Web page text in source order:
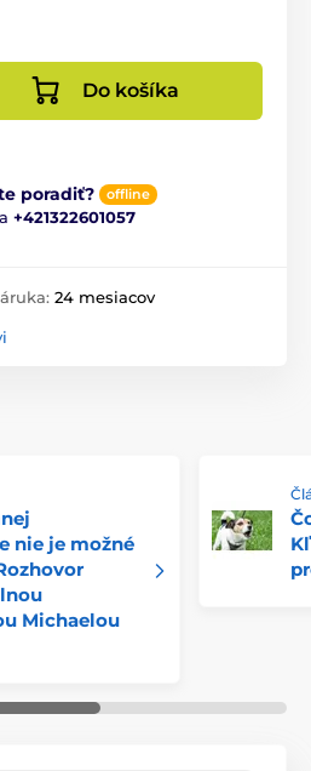
Do košíka
poradiť? offline
+421322601057
24 mesiacov
nie je možné
Michaelou